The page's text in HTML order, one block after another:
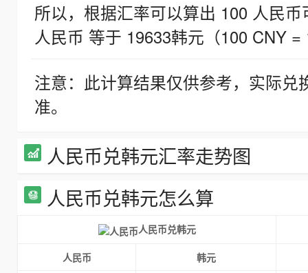
所以，根据汇率可以算出 100 人民
人民币 等于 19633韩元（100 CNY =
注意：此计算结果仅供参考，实际
准。
人民币兑韩元汇率走势图
人民币兑韩元怎么算
人民币兑韩元
人民币
韩元